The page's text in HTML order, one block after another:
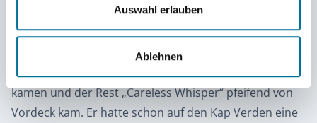
Auswahl erlauben
Ablehnen
Zeug mit Band, Pfeifern, Créme Brulée und einem
Liebeslied. Laurids und Linda saßen ganz zufällig auf
der Bank ganz hinten an Deck bis Felix, Tijn und
Leander mit Musikinstrumenten aus der Bosun-Klappe
kamen und der Rest „Careless Whisper“ pfeifend von
Vordeck kam. Er hatte schon auf den Kap Verden eine